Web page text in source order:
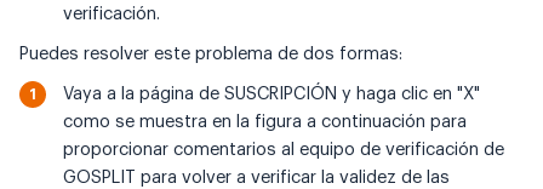
verificación.
Puedes resolver este problema de dos formas:
Vaya a la página de SUSCRIPCIÓN y haga clic en "X"
como se muestra en la figura a continuación para
proporcionar comentarios al equipo de verificación de
GOSPLIT para volver a verificar la validez de las